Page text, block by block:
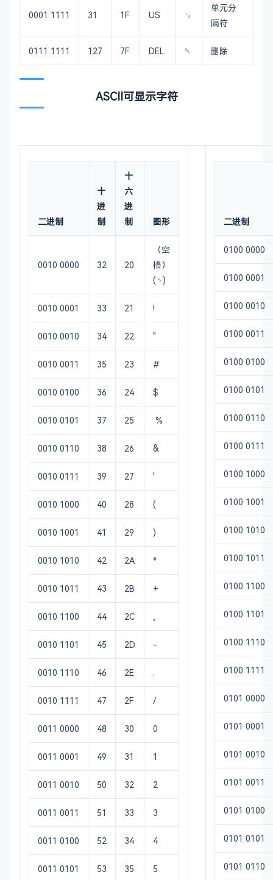
0001 1111 31 1F US ␟
单元分
隔符
0111 1111 127 7F DEL ␡ 删除
ASCII可显示字符
二进制
十
进
制
十
六
进
制
图形
0010 0000 32 20
（空
格）
(␠)
0010 0001 33 21 !
0010 0010 34 22 "
0010 0011 35 23 #
0010 0100 36 24 $
0010 0101 37 25 %
0010 0110 38 26 &
0010 0111 39 27 '
0010 1000 40 28 (
0010 1001 41 29 )
0010 1010 42 2A *
0010 1011 43 2B +
0010 1100 44 2C ,
0010 1101 45 2D -
0010 1110 46 2E .
0010 1111 47 2F /
0011 0000 48 30 0
0011 0001 49 31 1
0011 0010 50 32 2
0011 0011 51 33 3
0011 0100 52 34 4
0011 0101 53 35 5
二进制
0100 0000
0100 0001
0100 0010
0100 0011
0100 0100
0100 0101
0100 0110
0100 0111
0100 1000
0100 1001
0100 1010
0100 1011
0100 1100
0100 1101
0100 1110
0100 1111
0101 0000
0101 0001
0101 0010
0101 0011
0101 0100
0101 0101
0101 0110